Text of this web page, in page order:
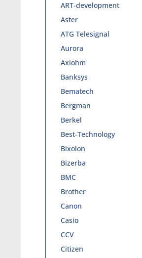
ART-development
Aster
ATG Telesignal
Aurora
Axiohm
Banksys
Bematech
Bergman
Berkel
Best-Technology
Bixolon
Bizerba
BMC
Brother
Canon
Casio
CCV
Citizen